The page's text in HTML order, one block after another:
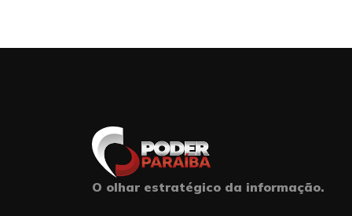
O olhar estratégico da informação.